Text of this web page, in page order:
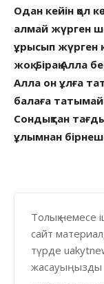
Одан кейін қол
алмай жүрген
ұрысып жүрген
жоқ. Бірақ Алла
Алла он ұлға
балаға
Сондықтан
ұлымнан
Толық немесе
сайт
түрде
жасауыңызды